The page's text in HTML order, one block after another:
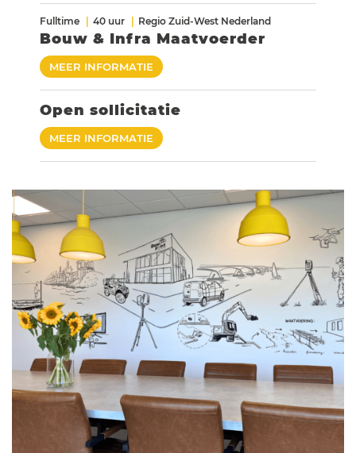
Fulltime 40 uur Regio Zuid-West Nederland
Bouw & Infra Maatvoerder
MEER INFORMATIE
Open sollicitatie
MEER INFORMATIE